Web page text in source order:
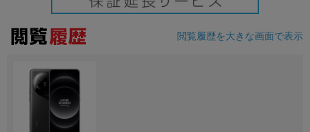
閲覧履歴を大きな画面で表示
ただし機能別のみ「and検索」となります。